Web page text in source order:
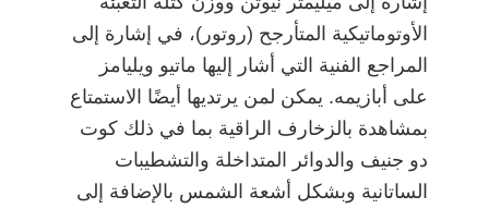
الأوتوماتيكية المتأرجح (روتور)، في إشارة إلى
المراجع الفنية التي أشار إليها ماتيو ويليامز
على أبازيمه. يمكن لمن يرتديها أيضًا الاستمتاع
بمشاهدة بالزخارف الراقية بما في ذلك كوت
دو جنيف والدوائر المتداخلة والتشطيبات
الساتانية وبشكل أشعة الشمس بالإضافة إلى